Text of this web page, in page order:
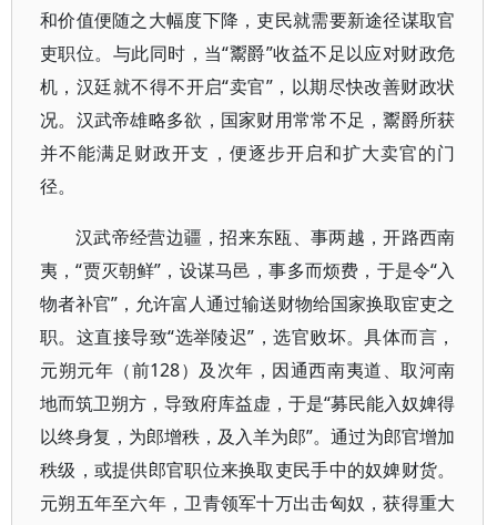
和价值便随之大幅度下降，吏民就需要新途径谋取官
吏职位。与此同时，当“鬻爵”收益不足以应对财政危
机，汉廷就不得不开启“卖官”，以期尽快改善财政状
况。汉武帝雄略多欲，国家财用常常不足，鬻爵所获
并不能满足财政开支，便逐步开启和扩大卖官的门
径。
汉武帝经营边疆，招来东瓯、事两越，开路西南
夷，“贾灭朝鲜”，设谋马邑，事多而烦费，于是令“入
物者补官”，允许富人通过输送财物给国家换取宦吏之
职。这直接导致“选举陵迟”，选官败坏。具体而言，
元朔元年（前128）及次年，因通西南夷道、取河南
地而筑卫朔方，导致府库益虚，于是“募民能入奴婢得
以终身复，为郎增秩，及入羊为郎”。通过为郎官增加
秩级，或提供郎官职位来换取吏民手中的奴婢财货。
元朔五年至六年，卫青领军十万出击匈奴，获得重大